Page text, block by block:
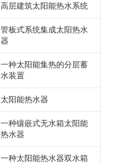
高层建筑太阳能热水系统
管板式系统集成太阳热水
器
一种太阳能集热的分层蓄
水装置
太阳能热水器
一种镶嵌式无水箱太阳能
热水器
一种太阳能热水器双水箱